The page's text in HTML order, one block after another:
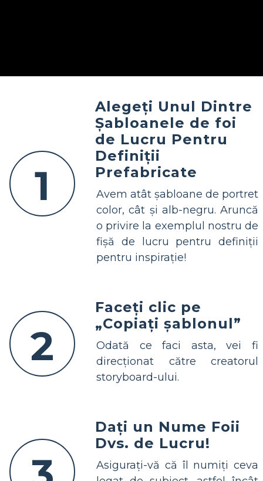
1
Alegeți Unul Dintre
Șabloanele de foi
de Lucru Pentru
Definiții
Prefabricate
Avem atât șabloane de portret
color, cât și alb-negru. Aruncă
o privire la exemplul nostru de
fișă de lucru pentru definiții
pentru inspirație!
2
Faceți clic pe
„Copiați șablonul”
Odată ce faci asta, vei fi
direcționat către creatorul
storyboard-ului.
Dați un Nume Foii
Dvs. de Lucru!
Asigurați-vă că îl numiți ceva